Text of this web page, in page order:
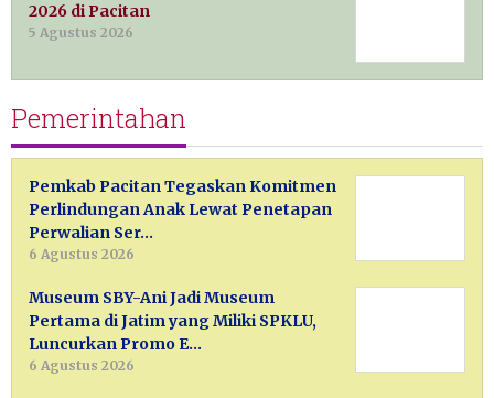
2026 di Pacitan
5 Agustus 2026
Pemerintahan
Pemkab Pacitan Tegaskan Komitmen
Perlindungan Anak Lewat Penetapan
Perwalian Ser…
6 Agustus 2026
Museum SBY-Ani Jadi Museum
Pertama di Jatim yang Miliki SPKLU,
Luncurkan Promo E…
6 Agustus 2026